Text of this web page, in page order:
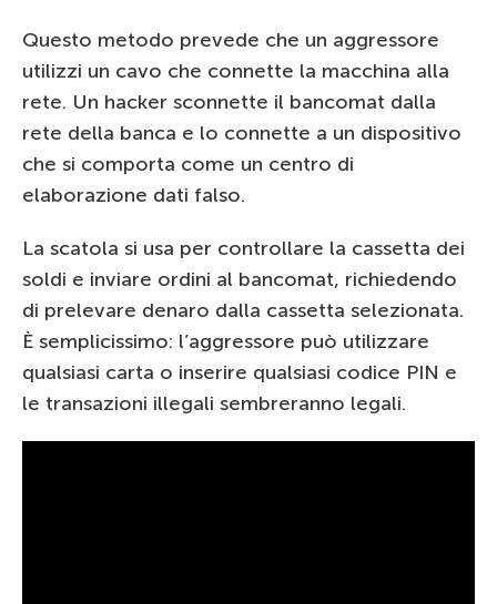
Questo metodo prevede che un aggressore
utilizzi un cavo che connette la macchina alla
rete. Un hacker sconnette il bancomat dalla
rete della banca e lo connette a un dispositivo
che si comporta come un centro di
elaborazione dati falso.
La scatola si usa per controllare la cassetta dei
soldi e inviare ordini al bancomat, richiedendo
di prelevare denaro dalla cassetta selezionata.
È semplicissimo: l’aggressore può utilizzare
qualsiasi carta o inserire qualsiasi codice PIN e
le transazioni illegali sembreranno legali.